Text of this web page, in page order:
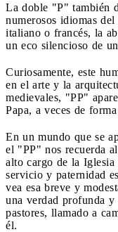
La doble "P" también
numerosos idiomas
italiano o francés, la
un eco silencioso de
Curiosamente, este
en el arte y la
medievales, "PP"
Papa, a veces de
En un mundo que se
el "PP" nos recuerda
alto cargo de la
servicio y paternidad
vea esa breve y
una verdad profunda y
pastores, llamado a
él.